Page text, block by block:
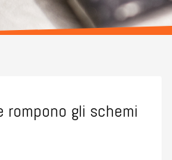
rompono gli schemi